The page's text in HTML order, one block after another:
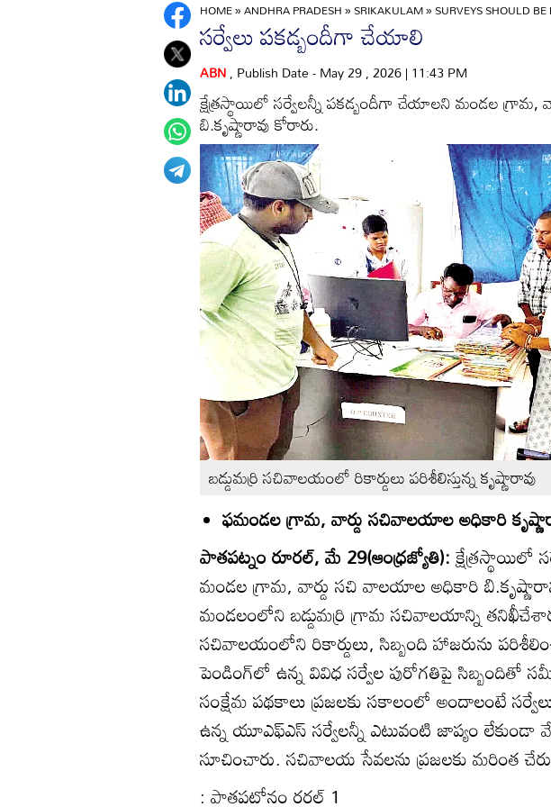
HOME»ANDHRA PRADESH»SRIKAKULAM»SURVEYS SHOULD
సర్వేలు పకడ్బందీగా చేయాలి
ABN, Publish Date - May 29 , 2026 | 11:43 PM
క్షేత్రస్థాయిలో సర్వేలన్నీ పకడ్బందీగా చేయాలని మండల
బి.కృష్ణారావు కోరారు.
బడ్డుమర్రి సచివాలయంలో రికార్డులు పరిశీలిస్తున్న కృష్ణారావు
ఫమండల గ్రామ, వార్డు సచివాలయాల అధికారి
పాతపట్నం రూరల్‌, మే 29(ఆంధ్రజ్యోతి):క్షేత్రస్థాయిలో
మండల గ్రామ, వార్డు సచి వాలయాల అధికారి
మండలంలోని బడ్డుమర్రి గ్రామ సచివాలయాన్ని
సచివాలయంలోని రికార్డులు, సిబ్బంది హాజరును
పెండింగ్‌లో ఉన్న వివిధ సర్వేల పురోగతిపై సిబ్బందితో
సంక్షేమ పథకాలు ప్రజలకు సకాలంలో అందాలంటే
ఉన్న యూఎఫ్‌ఎస్‌ సర్వేలన్నీ ఎటువంటి జాప్యం
సూచించారు. సచివాలయ సేవలను ప్రజలకు మరింత
: పాతపటోనం రరల్‌ 1